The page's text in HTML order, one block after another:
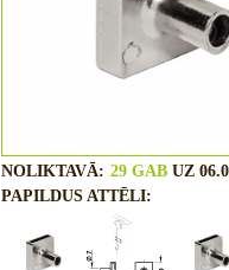
NOLIKTAVĀ: 29 GAB UZ
PAPILDUS ATTĒLI: